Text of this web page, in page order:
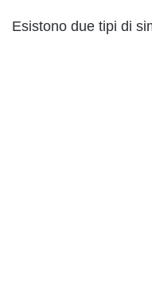
Esistono due tipi di